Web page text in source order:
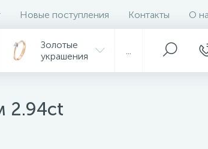
Новые поступления Контакты О
Золотые
украшения
2.94ct